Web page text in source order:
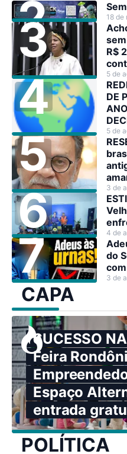
18 de
R$
5 de
DE
5 de
3 de
4 de
do
3 de
CAPA
SUCESSO
Feira
Espaço
entrada
POLÍTICA